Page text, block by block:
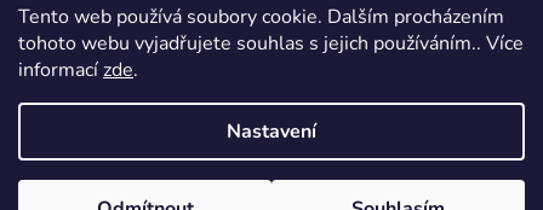
Tento web používá soubory cookie. Dalším procházením
tohoto webu vyjadřujete souhlas s jejich používáním.. Více
informacízde.
Nastavení
vsezakatu/
+420 737 516 658
Vytvořil Shoptet